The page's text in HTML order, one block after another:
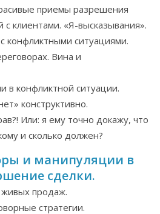
приемы разрешения
с клиентами. «Я-высказывания».
конфликтными ситуациями.
Вина и
в конфликтной ситуации.
конструктивно.
Или: я ему точно докажу, что
и сколько должен?
и манипуляции в
сделки.
живых продаж.
стратегии.